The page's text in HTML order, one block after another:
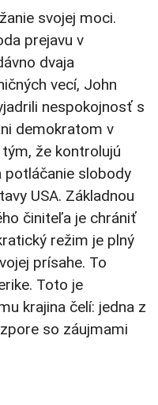
svojej moci.
prejavu v
dvaja
vecí, John
nespokojnosť s
demokratom v
že kontrolujú
potláčanie slobody
USA. Základnou
činiteľa je chrániť
režim je plný
prísahe. To
Toto je
krajina čelí: jedna z
so záujmami